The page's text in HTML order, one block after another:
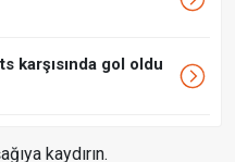
karşısında gol oldu
kaydırın.